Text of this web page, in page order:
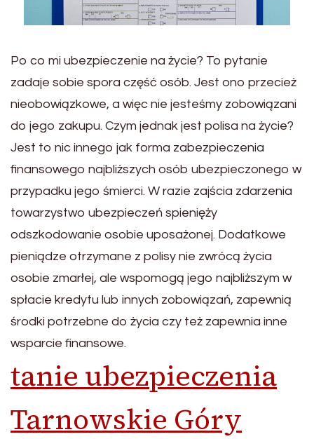
Po co mi ubezpieczenie na życie? To pytanie
zadaje sobie spora część osób. Jest ono przecież
nieobowiązkowe, a więc nie jesteśmy zobowiązani
do jego zakupu. Czym jednak jest polisa na życie?
Jest to nic innego jak forma zabezpieczenia
finansowego najbliższych osób ubezpieczonego w
przypadku jego śmierci. W razie zajścia zdarzenia
towarzystwo ubezpieczeń spienięży
odszkodowanie osobie uposażonej. Dodatkowe
pieniądze otrzymane z polisy nie zwrócą życia
osobie zmarłej, ale wspomogą jego najbliższym w
spłacie kredytu lub innych zobowiązań, zapewnią
środki potrzebne do życia czy też zapewnia inne
wsparcie finansowe.
tanie ubezpieczenia
Tarnowskie Góry